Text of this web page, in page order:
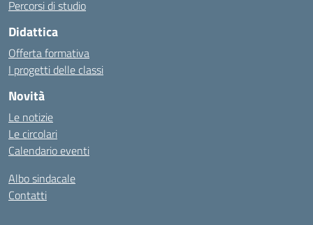
Percorsi di studio
Didattica
Offerta formativa
I progetti delle classi
Novità
Le notizie
Le circolari
Calendario eventi
Albo sindacale
Contatti